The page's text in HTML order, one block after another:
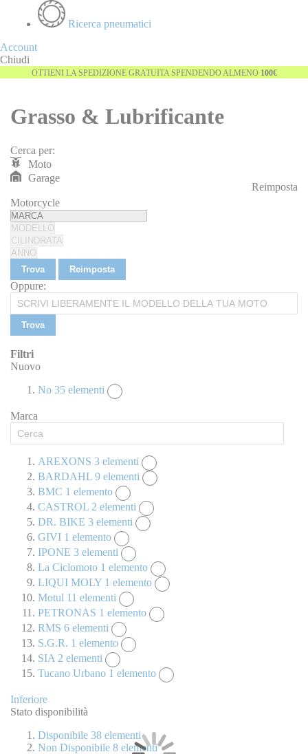
Ricerca pneumatici
Account
Chiudi
OTTIENI LA SPEDIZIONE GRATUITA SPENDENDO ALMENO 100€
Grasso & Lubrificante
Cerca per:
Moto
Garage
Reimposta
Motorcycle
Trova Reimposta
Oppure:
Trova
Filtri
Nuovo
No 35 elementi
Marca
AREXONS 3 elementi
BARDAHL 9 elementi
BMC 1 elemento
CASTROL 2 elementi
DR. BIKE 3 elementi
GIVI 1 elemento
IPONE 3 elementi
La Ciclomoto 1 elemento
LIQUI MOLY 1 elemento
Motul 11 elementi
PETRONAS 1 elemento
RMS 6 elementi
S.G.R. 1 elemento
SIA 2 elementi
Tucano Urbano 1 elemento
Inferiore
Stato disponibilità
Disponibile 38 elementi
Non Disponibile 8 elementi